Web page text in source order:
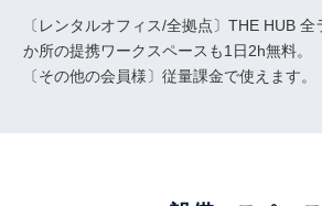
〔レンタルオフィス/全拠点〕THE HUB
か所の提携ワークスペースも1日2h無料。
〔その他の会員様〕従量課金で使えます。